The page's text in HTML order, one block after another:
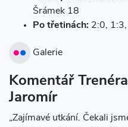
Šrámek 18
Po třetinách: 2:0,
Galerie
Komentář
Jaromír
„Zajímavé utkání. Čekali